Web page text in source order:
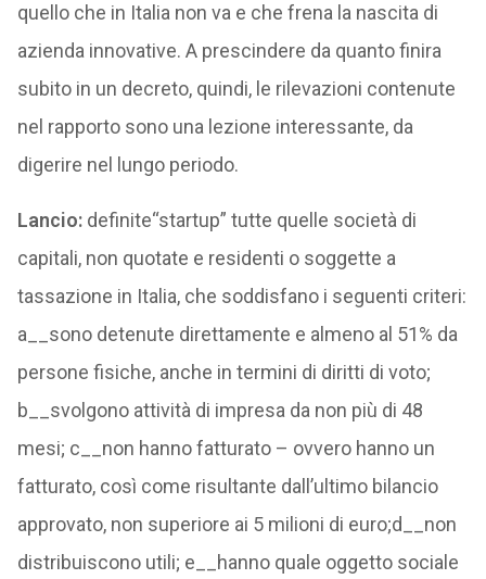
quello che in Italia non va e che frena la nascita di
azienda innovative. A prescindere da quanto finira
subito in un decreto, quindi, le rilevazioni contenute
nel rapporto sono una lezione interessante, da
digerire nel lungo periodo.
Lancio: definite“startup” tutte quelle società di
capitali, non quotate e residenti o soggette a
tassazione in Italia, che soddisfano i seguenti criteri:
a__sono detenute direttamente e almeno al 51% da
persone fisiche, anche in termini di diritti di voto;
b__svolgono attività di impresa da non più di 48
mesi; c__non hanno fatturato – ovvero hanno un
fatturato, così come risultante dall’ultimo bilancio
approvato, non superiore ai 5 milioni di euro;d__non
distribuiscono utili; e__hanno quale oggetto sociale